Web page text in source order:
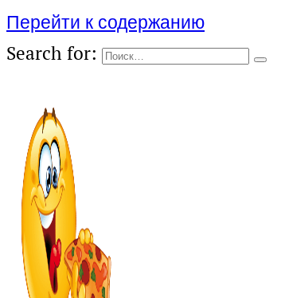
Перейти к содержанию
Search for: